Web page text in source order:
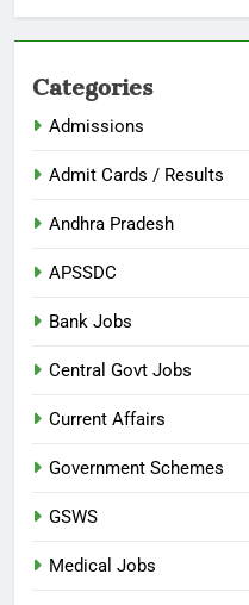
Categories
Admissions
Admit Cards / Results
Andhra Pradesh
APSSDC
Bank Jobs
Central Govt Jobs
Current Affairs
Government Schemes
GSWS
Medical Jobs